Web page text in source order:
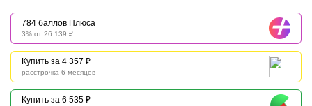
784 баллов Плюса
3% от 26 139 ₽
Купить за 4 357 ₽
расстрочка 6 месяцев
Купить за 6 535 ₽